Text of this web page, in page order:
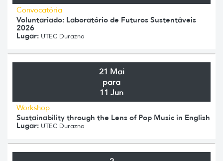
Convocatória
Voluntariado: Laboratório de Futuros Sustentáveis
2026
Lugar: UTEC Durazno
21 Mai
para
11 Jun
Workshop
Sustainability through the Lens of Pop Music in English
Lugar: UTEC Durazno